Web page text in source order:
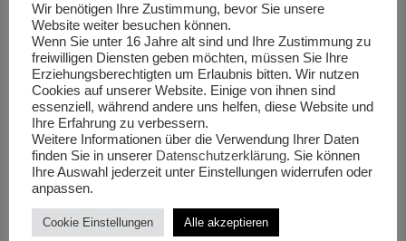
Wir benötigen Ihre Zustimmung, bevor Sie unsere
Website weiter besuchen können.
Wenn Sie unter 16 Jahre alt sind und Ihre Zustimmung zu
freiwilligen Diensten geben möchten, müssen Sie Ihre
Erziehungsberechtigten um Erlaubnis bitten. Wir nutzen
Cookies auf unserer Website. Einige von ihnen sind
essenziell, während andere uns helfen, diese Website und
Ihre Erfahrung zu verbessern.
Weitere Informationen über die Verwendung Ihrer Daten
finden Sie in unserer Datenschutzerklärung. Sie können
Ihre Auswahl jederzeit unter Einstellungen widerrufen oder
anpassen.
Cookie Einstellungen Alle akzeptieren